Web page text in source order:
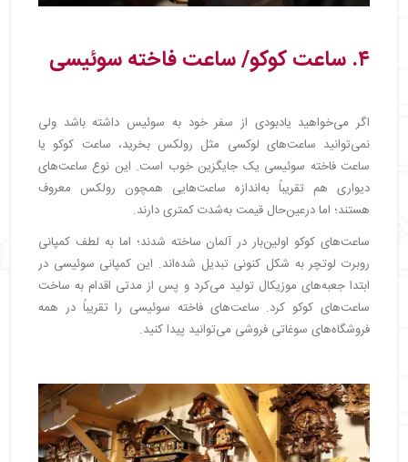
۴. ساعت کوکو/ ساعت فاخته سوئیسی
اگر می‌خواهید یادبودی از سفر خود به سوئیس داشته باشد ولی
نمی‌توانید ساعت‌های لوکسی مثل رولکس بخرید، ساعت کوکو یا
ساعت فاخته سوئیسی یک جایگزین خوب است. این نوع ساعت‌های
دیواری هم تقریباً به‌اندازه ساعت‌هایی همچون رولکس معروف
هستند؛ اما درعین‌حال قیمت به‌شدت کمتری دارند.
ساعت‌های کوکو اولین‌بار در آلمان ساخته شدند؛ اما به لطف کمپانی
روبرت لوتچر به شکل کنونی تبدیل شده‌اند. این کمپانی سوئیسی در
ابتدا جعبه‌های موزیکال تولید می‌کرد و پس از مدتی اقدام به ساخت
ساعت‌های کوکو کرد. ساعت‌های فاخته سوئیسی را تقریباً در همه
فروشگاه‌های سوغاتی فروشی می‌توانید پیدا کنید.